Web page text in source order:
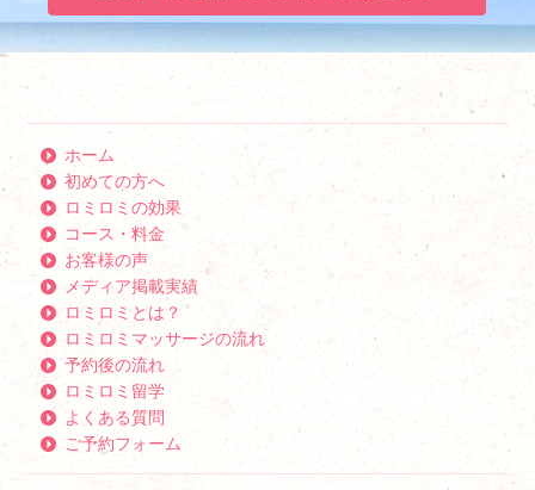
ホーム
初めての方へ
ロミロミの効果
コース・料金
お客様の声
メディア掲載実績
ロミロミとは？
ロミロミマッサージの流れ
予約後の流れ
ロミロミ留学
よくある質問
ご予約フォーム